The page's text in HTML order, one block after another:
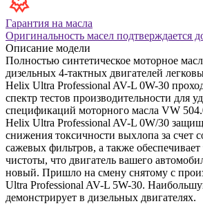
Гарантия на масла
Оригинальность масел подтверждается
Описание модели
Полностью синтетическое моторное
дизельных 4-тактных двигателей
Helix Ultra Professional AV-L 0W-30
спектр тестов производительности для
спецификаций моторного масла VW
Helix Ultra Professional AV-L 0W/30
снижения токсичности выхлопа за счет
сажевых фильтров, а также обеспечивает
чистоты, что двигатель вашего
новый. Пришло на смену снятому с
Ultra Professional AV-L 5W-30.
демонстрирует в дизельных двигателях.